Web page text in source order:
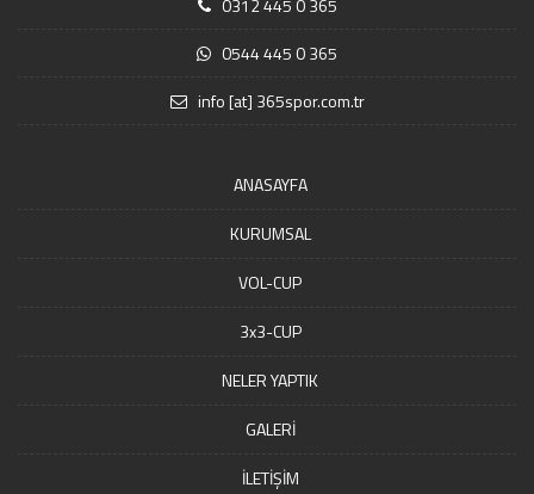
0312 445 0 365
0544 445 0 365
info [at] 365spor.com.tr
ANASAYFA
KURUMSAL
VOL-CUP
3x3-CUP
NELER YAPTIK
GALERİ
İLETİŞİM